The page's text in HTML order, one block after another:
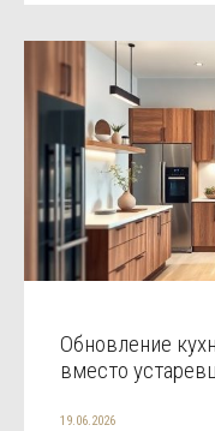
Обновление
вместо
19.06.2026